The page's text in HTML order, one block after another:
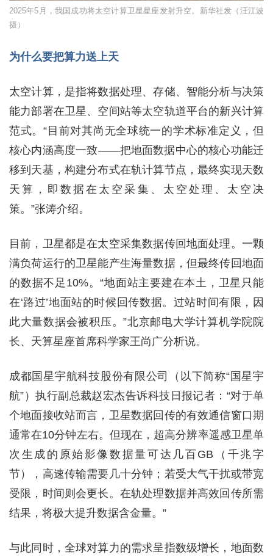
2025年5月，我国成功将太空计算卫星星座发射升空。新华社发（汪江波
摄）
为什么要把算力送上天
太空计算，是指将数据处理、存储、智能分析与决策
能力部署在卫星、空间站等太空轨道平台的新兴计算
范式。“目前对其尚无全球统一的学术标准定义，但
核心内涵高度一致——把地面数据中心的核心功能迁
移到天基，构建分布式在轨计算节点，最终实现天数
天算，即数据在太空采集、太空处理、太空决
策。”张涛介绍。
目前，卫星都是在太空采集数据传回地面处理。一颗
满负荷运行的卫星能产生海量数据，但最终传回地面
的数据不足10%。“地面站主要建在本土，卫星只能
在‘路过’地面站的时候回传数据。过站时间有限，因
此大量数据会被积压。”北京邮电大学计算机学院院
长、天算星座首席科学家王尚广分析说。
成都国星宇航科技股份有限公司（以下简称“国星宇
航”）执行副总裁赵宏杰告诉科技日报记者：“对于单
个地面接收站而言，卫星数据回传的有效通信窗口期
通常在10分钟左右。但现在，超高分辨率遥感卫星单
次生成的原始影像数据量可达几百GB（千兆字
节），高速传输需要几十分钟；若受大气干扰或带宽
受限，时间则会更长。在轨处理数据并高效回传所需
结果，将极大提升数据含金量。”
与此同时，全球对算力的需求呈指数级增长，地面数